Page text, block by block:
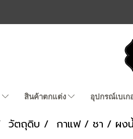
สินค้าตกแต่ง อุปกรณ์เบเ
วัตถุดิบ กาแฟ / ชา / ผงน้